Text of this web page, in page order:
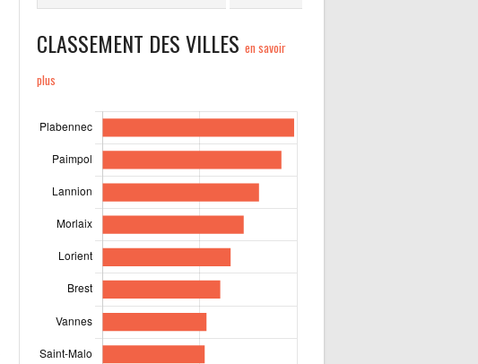
CLASSEMENT DES VILLES en savoir
plus